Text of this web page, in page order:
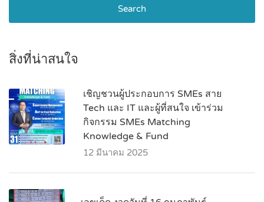
Search
สิ่งที่น่าสนใจ
เชิญชวนผู้ประกอบการ SMEs สาย
Tech และ IT และผู้ที่สนใจ เข้าร่วม
กิจกรรม SMEs Matching
Knowledge & Fund
12 มีนาคม 2025